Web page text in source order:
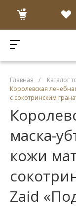
Главная / Каталог
Королевская
с сокотринским
маска-
кожи
Zaid